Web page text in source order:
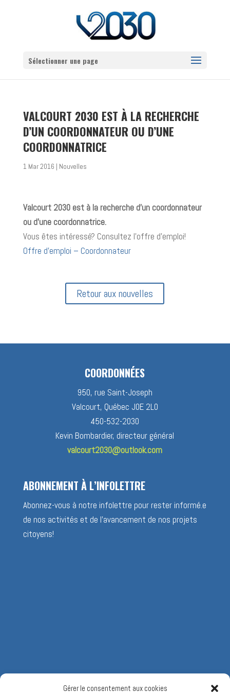
Gérer le consentement aux cookies
Sélectionner une page
VALCOURT 2030 EST À LA RECHERCHE
D’UN COORDONNATEUR OU D’UNE
COORDONNATRICE
1 Mar 2016 | Nouvelles
Valcourt 2030 est à la recherche d’un coordonnateur
ou d’une coordonnatrice.
Vous êtes intéressé? Consultez l’offre d’emploi!
Offre d’emploi – Coordonnateur
Retour aux nouvelles
COORDONNÉES
950, rue Saint-Joseph
Valcourt, Québec J0E 2L0
450-532-2030
Kevin Bombardier, directeur général
valcourt2030@outlook.com
ABONNEMENT À L’INFOLETTRE
Abonnez-vous à notre infolettre pour rester informé.e
de nos activités et de l’avancement de nos projets
citoyens!